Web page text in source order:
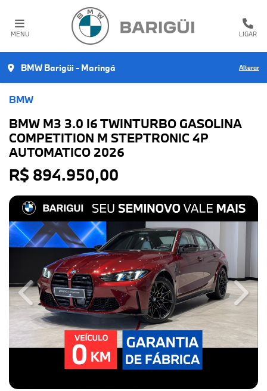
MENU LIGAR
BMW Barigüi - Maringá Alterar
BMW
BMW M3 3.0 I6 TWINTURBO GASOLINA
COMPETITION M STEPTRONIC 4P
AUTOMATICO 2026
R$ 894.950,00
Previous Next